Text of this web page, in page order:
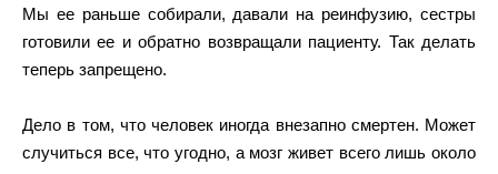
Мы ее раньше собирали, давали на реинфузию, сестры
готовили ее и обратно возвращали пациенту. Так делать
теперь запрещено.
Дело в том, что человек иногда внезапно смертен. Может
случиться все, что угодно, а мозг живет всего лишь около